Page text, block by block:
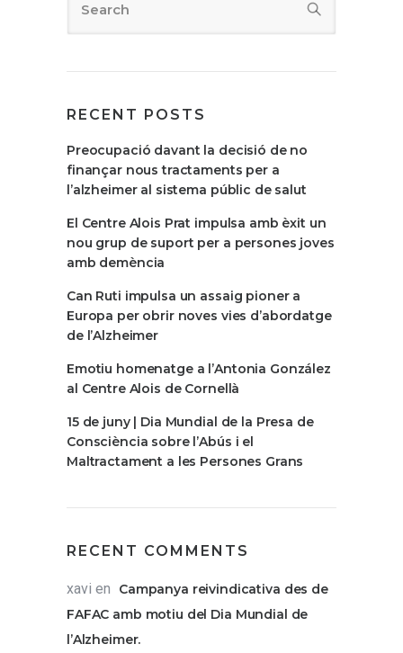
RECENT POSTS
Preocupació davant la decisió de no
finançar nous tractaments per a
l’alzheimer al sistema públic de salut
El Centre Alois Prat impulsa amb èxit un
nou grup de suport per a persones joves
amb demència
Can Ruti impulsa un assaig pioner a
Europa per obrir noves vies d’abordatge
de l’Alzheimer
Emotiu homenatge a l’Antonia González
al Centre Alois de Cornellà
15 de juny | Dia Mundial de la Presa de
Consciència sobre l’Abús i el
Maltractament a les Persones Grans
RECENT COMMENTS
xavi en
Campanya reivindicativa des de
FAFAC amb motiu del Dia Mundial de
l’Alzheimer.